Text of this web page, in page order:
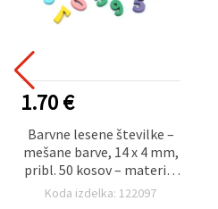
1.70 €
Barvne lesene številke –
mešane barve, 14 x 4 mm,
pribl. 50 kosov – material
za hobi, DIY in
Koda izdelka: 122097